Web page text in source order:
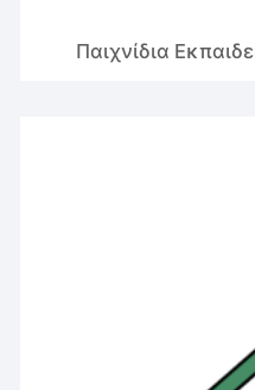
Παιχνίδια